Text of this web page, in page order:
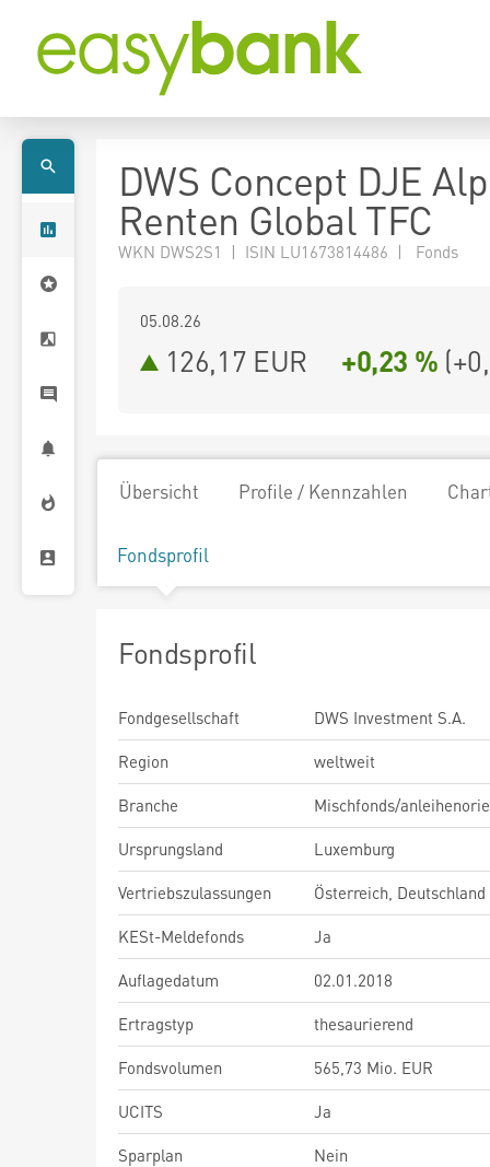
DWS Concept DJE
Renten Global TFC
WKN DWS2S1 | ISIN LU1673814486 | Fonds
05.08.26
126,17 EUR +0,23 % (
Übersicht Profile / Kennzahlen
Fondsprofil
Fondsprofil
Fondgesellschaft
DWS Investment S.A.
Region
weltweit
Branche
Mischfonds/
Ursprungsland
Luxemburg
Vertriebszulassungen
Österreich, Deutschland
KESt-Meldefonds
Ja
Auflagedatum
02.01.2018
Ertragstyp
thesaurierend
Fondsvolumen
565,73 Mio. EUR
UCITS
Ja
Sparplan
Nein